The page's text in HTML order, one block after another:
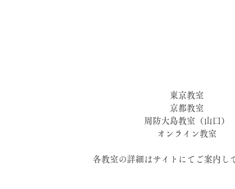
東京教室
京都教室
周防大島教室（山口）
オンライン教室
各教室の詳細はサイトにてご案内し